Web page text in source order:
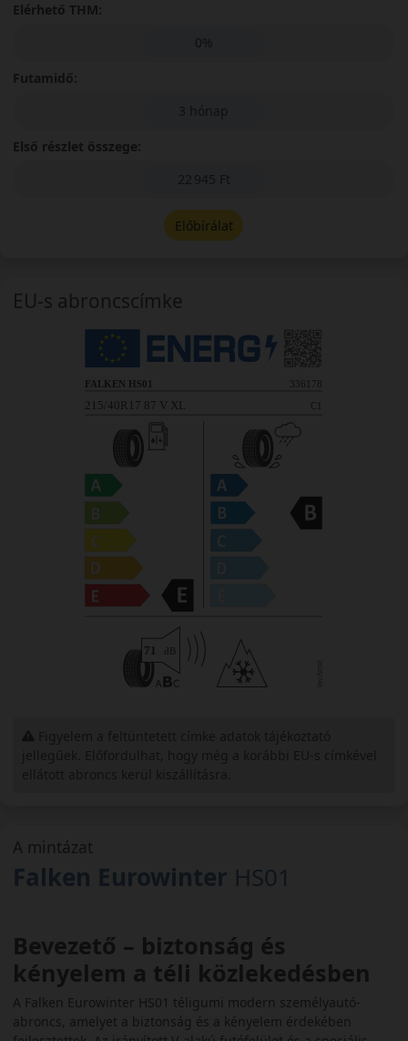
A mintázat
Falken Eurowinter HS01
Bevezető – biztonság és
kényelem a téli közlekedésben
A Falken Eurowinter HS01 téligumi modern személyautó-
abroncs, amelyet a biztonság és a kényelem érdekében
Elérhető THM:
0%
Futamidő:
3 hónap
Első részlet összege:
22 945 Ft
Előbírálat
EU-s abroncscímke